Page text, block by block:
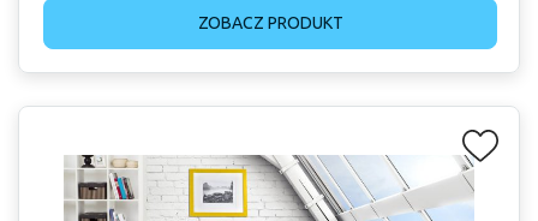
ZOBACZ PRODUKT